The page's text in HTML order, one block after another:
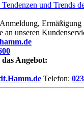
und Trends
Ermäßigung
an unseren
Angebot:
Telefon: